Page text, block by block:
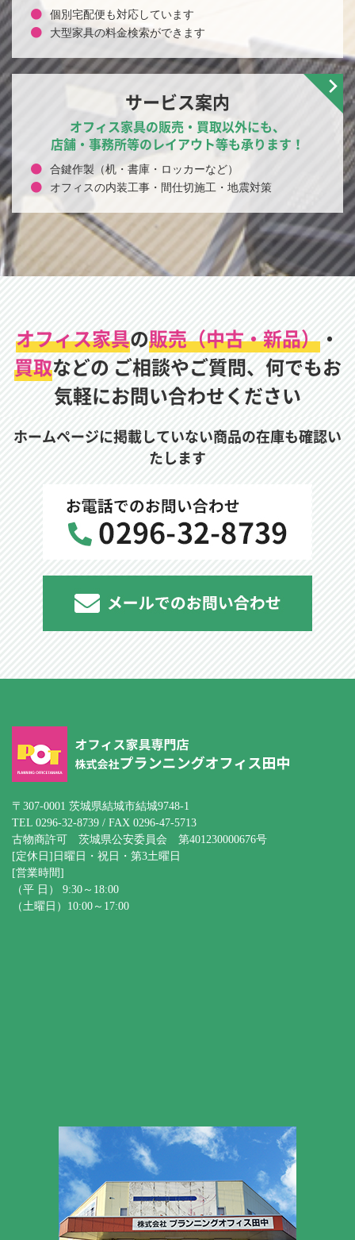
個別宅配便も対応しています
大型家具の料金検索ができます
サービス案内
オフィス家具の販売・買取以外にも、
店舗・事務所等のレイアウト等も承ります！
合鍵作製（机・書庫・ロッカーなど）
オフィスの内装工事・間仕切施工・地震対策
オフィス家具の販売（中古・新品） ・
買取などの ご相談やご質問、何でもお
気軽にお問い合わせください
ホームページに掲載していない商品の在庫も確認い
たします
〒307-0001 茨城県結城市結城9748-1
TEL 0296-32-8739 / FAX 0296-47-5713
古物商許可 茨城県公安委員会 第401230000676号
[定休日]日曜日・祝日・第3土曜日
[営業時間]
（平 日） 9:30～18:00
（土曜日）10:00～17:00